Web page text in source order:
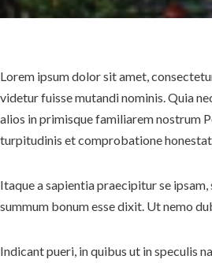
Lorem ipsum dolor sit amet,
videtur fuisse mutandi nominis. Quia
alios in primisque familiarem nostrum
turpitudinis et comprobatione
Itaque a sapientia praecipitur se
summum bonum esse dixit. Ut nemo
Indicant pueri, in quibus ut in speculis